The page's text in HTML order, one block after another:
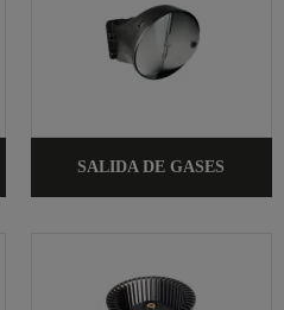
SALIDA DE GASES